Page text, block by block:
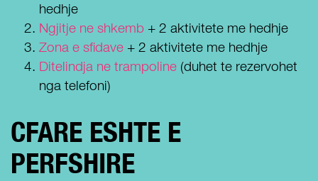
CFARE ESHTE E
PERFSHIRE
hedhje
Ngjitje ne shkemb + 2 aktivitete me hedhje
Zona e sfidave + 2 aktivitete me hedhje
Ditelindja ne trampoline (duhet te rezervohet
nga telefoni)